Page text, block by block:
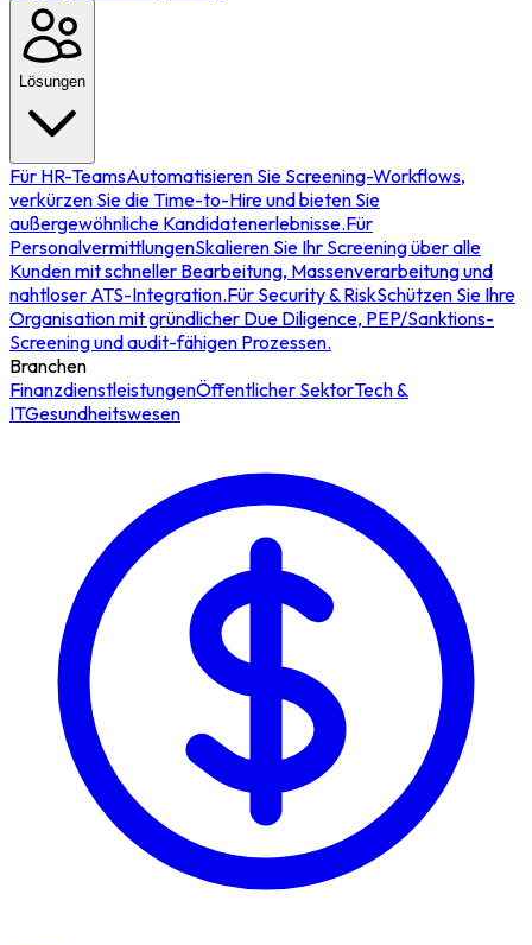
Lösungen
Für HR-TeamsAutomatisieren Sie Screening-Workflows,
verkürzen Sie die Time-to-Hire und bieten Sie
außergewöhnliche Kandidatenerlebnisse.Für
PersonalvermittlungenSkalieren Sie Ihr Screening über alle
Kunden mit schneller Bearbeitung, Massenverarbeitung und
nahtloser ATS-Integration.Für Security & RiskSchützen Sie Ihre
Organisation mit gründlicher Due Diligence, PEP/Sanktions-
Screening und audit-fähigen Prozessen.
Branchen
FinanzdienstleistungenÖffentlicher SektorTech &
ITGesundheitswesen